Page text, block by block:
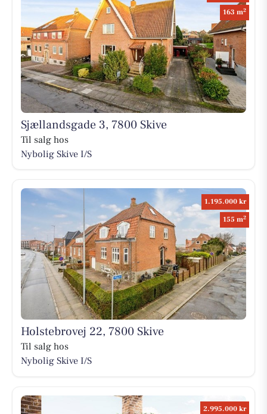
163 m2
Sjællandsgade 3, 7800 Skive
Til salg hos
Nybolig Skive I/S
1.195.000 kr
155 m2
Holstebrovej 22, 7800 Skive
Til salg hos
Nybolig Skive I/S
2.995.000 kr